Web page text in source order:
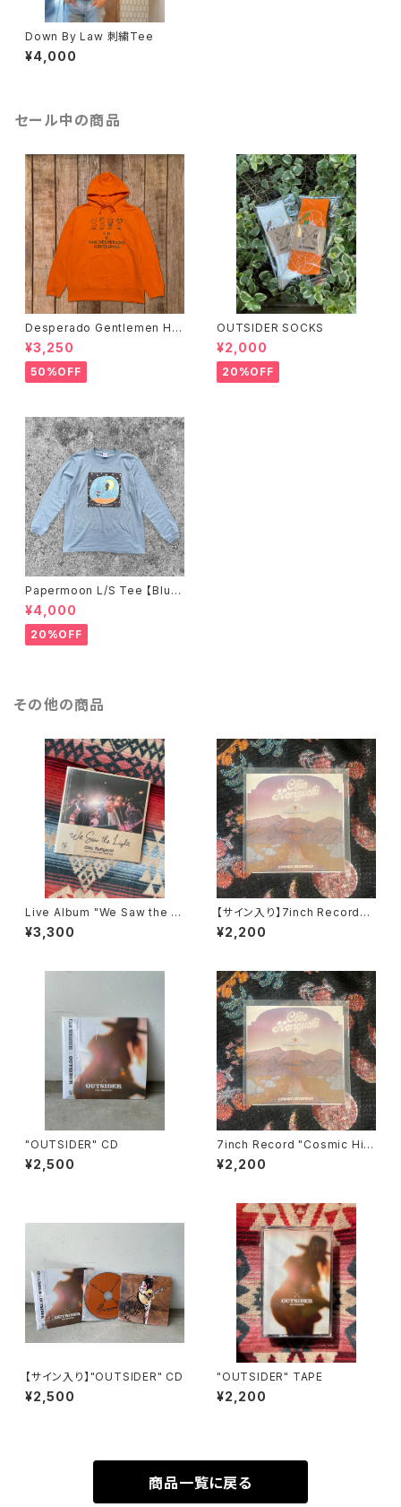
Down By Law 刺繍Tee
¥4,000
セール中の商品
Desperado Gentlemen HO
ODIE
¥3,250
50%OFF
OUTSIDER SOCKS
¥2,000
20%OFF
Papermoon L/S Tee 【Blu
e】
¥4,000
20%OFF
その他の商品
Live Album "We Saw the Li
ght"
¥3,300
【サイン入り】7inch Record
“Cosmic Highway"
¥2,200
"OUTSIDER" CD
¥2,500
7inch Record "Cosmic Hig
hway"
¥2,200
【サイン入り】"OUTSIDER" CD
¥2,500
"OUTSIDER" TAPE
¥2,200
商品一覧に戻る